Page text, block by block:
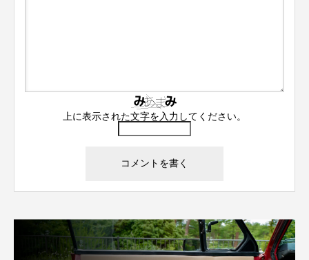
上に表示された文字を入力してください。